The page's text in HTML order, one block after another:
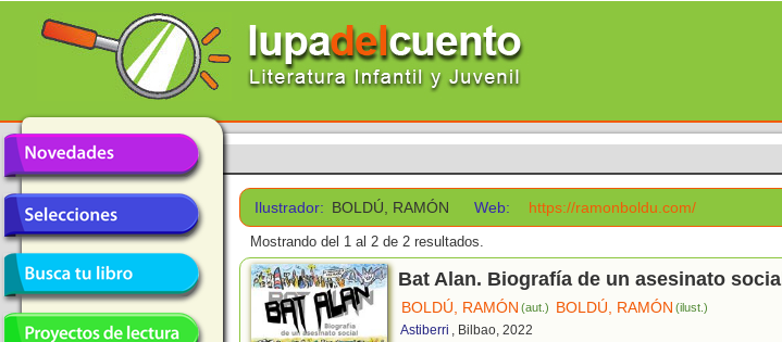
Ilustrador: BOLDÚ, RAMÓN Web: https://ramonboldu.com/
Mostrando del 1 al 2 de 2 resultados.
Bat Alan. Biografía de un asesinato social
BOLDÚ, RAMÓN (aut.) BOLDÚ, RAMÓN (ilust.)
Astiberri , Bilbao, 2022